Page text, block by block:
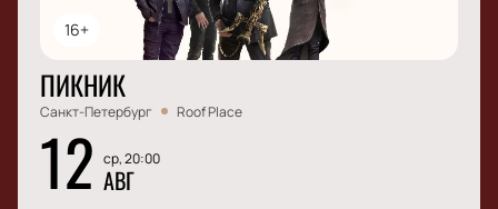
16+
ПИКНИК
Санкт-Петербург Roof Place
12 ср, 20:00
АВГ